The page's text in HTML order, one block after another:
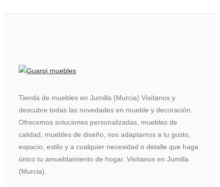
Tienda de muebles en Jumilla (Murcia) Visítanos y
descubre todas las novedades en mueble y decoración.
Ofrecemos soluciones personalizadas, muebles de
calidad, muebles de diseño, nos adaptamos a tu gusto,
espacio, estilo y a cualquier necesidad o detalle que haga
único tu amueblamiento de hogar. Visítanos en Jumilla
(Murcia).